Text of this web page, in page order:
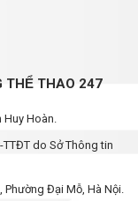
THỂ THAO 247
Huy Hoàn.
do Sở Thông tin
Phường Đại Mỗ, Hà Nội.